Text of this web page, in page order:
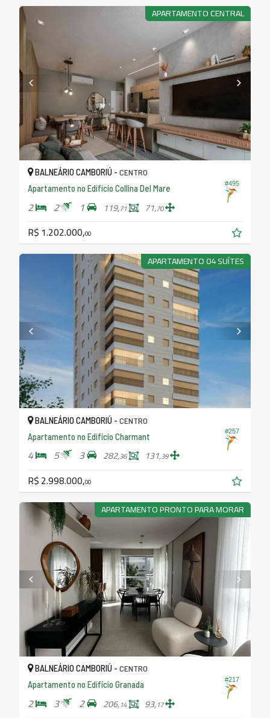
APARTAMENTO CENTRAL
#495
BALNEÁRIO CAMBORIÚ - CENTRO
Apartamento no Edifício Collina Del Mare
2 2 1 119,71 71,70
R$ 1.202.000,00
APARTAMENTO 04 SUÍTES
#257
BALNEÁRIO CAMBORIÚ - CENTRO
Apartamento no Edifício Charmant
4 5 3 282,36 131,39
R$ 2.998.000,00
APARTAMENTO PRONTO PARA MORAR
#217
BALNEÁRIO CAMBORIÚ - CENTRO
Apartamento no Edifício Granada
2 3 2 206,14 93,17